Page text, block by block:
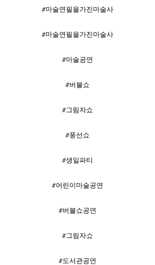
#어린이마술공연
#버블쇼공연
#그림자쇼
#도서관공연
#마술공연
#버블쇼
#그림자쇼
#풍선쇼
#생일파티
#마술연필을가진마술사
#마술연필을가진마술사